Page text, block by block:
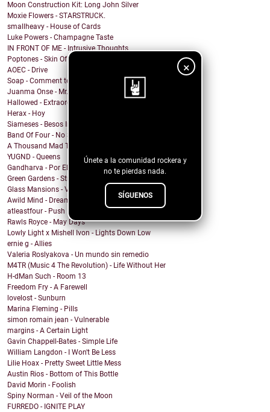
×
Únete a la comunidad rockera y
no te pierdas nada.
SÍGUENOS
Moon Construction Kit: Long John Silver
Moxie Flowers - STARSTRUCK.
smallheavy - House of Cards
Luke Powers - Champagne Taste
IN FRONT OF ME - Intrusive Thoughts
Poptones - Skin Of Sea
AOEC - Drive
Soap - Comment te dire adieu
Juanma Onse - Mr. Robot
Hallowed - Extraordinary Boy
Herax - Hoy
Siameses - Besos Inconexos
Band Of Four - No Sound
A Thousand Mad Things - Girl
YUGND - Queens
Gandharva - Por El Rockanroll
Green Gardens - Stroom
Glass Mansions - VIOLET
Awild Mind - Dreamer
atleastfour - Push
Rawls Royce - May Days
Lowly Light x Mishell Ivon - Lights Down Low
ernie g - Allies
Valeria Roslyakova - Un mundo sin remedio
M4TR (Music 4 The Revolution) - Life Without Her
H-dMan Such - Room 13
Freedom Fry - A Farewell
lovelost - Sunburn
Marina Fleming - Pills
simon romain jean - Vulnerable
margins - A Certain Light
Gavin Chappell-Bates - Simple Life
William Langdon - I Won't Be Less
Lilie Hoax - Pretty Sweet Little Mess
Austin Rios - Bottom of This Bottle
David Morin - Foolish
Spiny Norman - Veil of the Moon
FURREDO - IGNITE PLAY